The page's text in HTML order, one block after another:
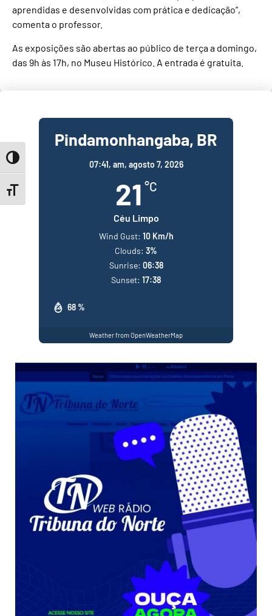
Toggle High Contrast
Toggle Font size
aprendidas e desenvolvidas com prática e dedicação”,
comenta o professor.
As exposições são abertas ao público de terça a domingo,
das 9h às 17h, no Museu Histórico. A entrada é gratuita.
Pindamonhangaba, BR
07:41, am, agosto 7, 2026
21 °C
Céu Limpo
68 %
Wind Gust: 10 Km/h
Clouds: 3%
Sunrise: 06:38
Sunset: 17:38
Weather from OpenWeatherMap